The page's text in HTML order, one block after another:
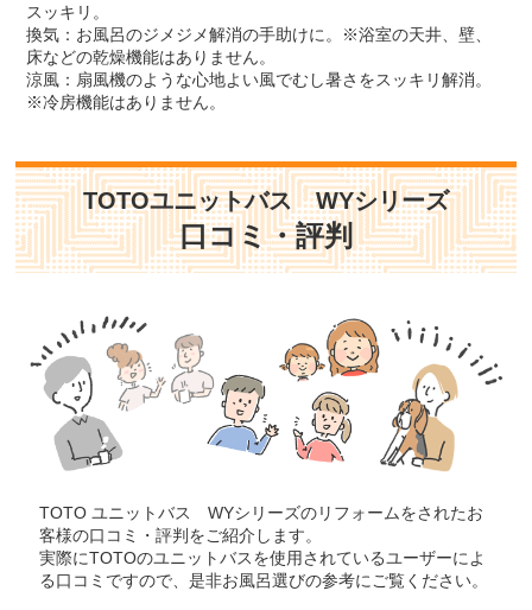
スッキリ。
換気：お風呂のジメジメ解消の手助けに。※浴室の天井、壁、
床などの乾燥機能はありません。
涼風：扇風機のような心地よい風でむし暑さをスッキリ解消。
※冷房機能はありません。
TOTOユニットバス WYシリーズ
口コミ・評判
TOTO ユニットバス WYシリーズのリフォームをされたお
客様の口コミ・評判をご紹介します。
実際にTOTOのユニットバスを使用されているユーザーによ
る口コミですので、是非お風呂選びの参考にご覧ください。